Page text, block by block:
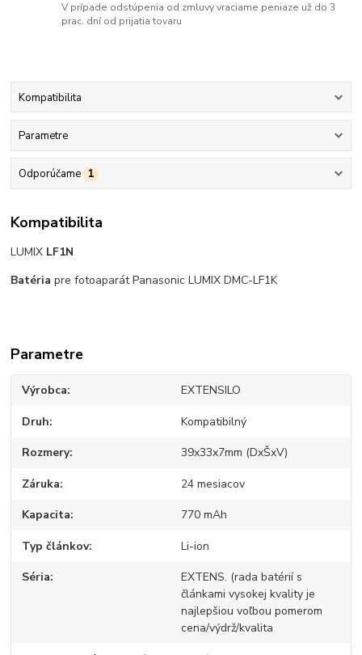
V prípade odstúpenia od zmluvy vraciame peniaze už do 3
prac. dní od prijatia tovaru
Kompatibilita
Parametre
Odporúčame 1
Kompatibilita
LUMIX LF1N
Batéria pre fotoaparát Panasonic LUMIX DMC-LF1K
Parametre
Výrobca EXTENSILO
Druh Kompatibilný
Rozmery 39x33x7mm (DxŠxV)
Záruka 24 mesiacov
Kapacita 770 mAh
Typ článkov Li-ion
Séria
EXTENS. (rada batérií s
článkami vysokej kvality je
najlepšiou voľbou pomerom
cena/výdrž/kvalita